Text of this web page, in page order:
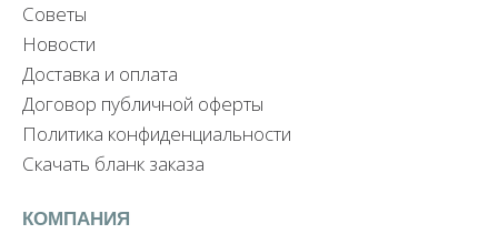
Советы
Новости
Доставка и оплата
Договор публичной оферты
Политика конфиденциальности
Скачать бланк заказа
КОМПАНИЯ